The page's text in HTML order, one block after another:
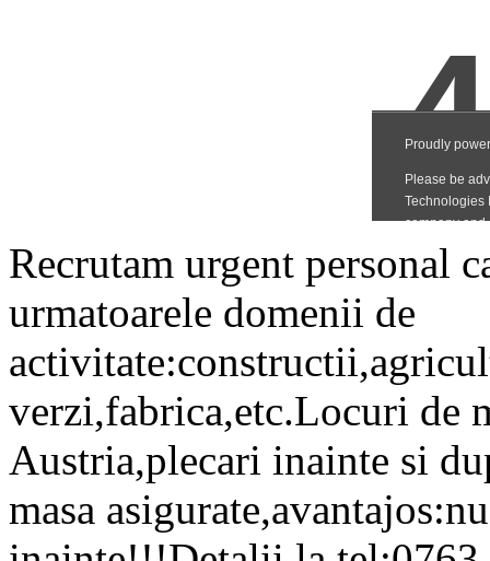
Recrutam urgent personal
urmatoarele domenii de
verzi,fabrica,etc.Locuri de
Austria,plecari inainte si
masa